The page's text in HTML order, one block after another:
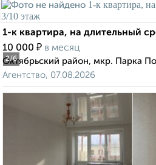
2/6
1-к квартира, на длительный
10 000 ₽ в месяц
Октябрьский район, мкр. Парка
Агентство, 07.08.2026